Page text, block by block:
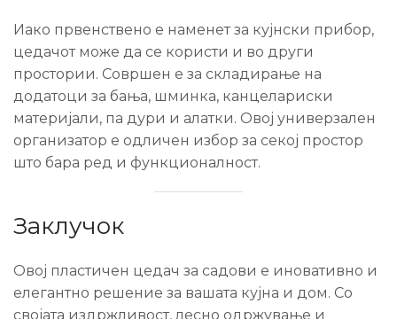
Иако првенствено е наменет за кујнски прибор,
цедачот може да се користи и во други
простории. Совршен е за складирање на
додатоци за бања, шминка, канцелариски
материјали, па дури и алатки. Овој универзален
организатор е одличен избор за секој простор
што бара ред и функционалност.
Заклучок
Овој пластичен цедач за садови е иновативно и
елегантно решение за вашата кујна и дом. Со
својата издржливост, лесно одржување и